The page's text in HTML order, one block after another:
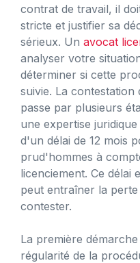
contrat de travail, il
stricte et justifier sa
sérieux. Un avocat
analyser votre
déterminer si cette
suivie. La
passe par plusieurs
une expertise
d'un délai de 12 mois
prud'hommes à
licenciement. Ce délai
peut entraîner la
contester.
La première
régularité de la